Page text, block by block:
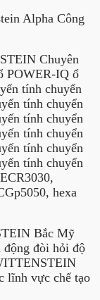
Alpha Công
Chuyên
POWER-IQ ổ
tính chuyển
tính chuyển
tính chuyển
tính chuyển
tính chuyển
tính chuyển
hexa
Bắc Mỹ
động đòi hỏi độ
lĩnh vực chế tạo